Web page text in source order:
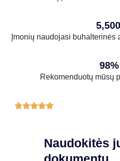
5,500
Įmonių naudojasi buhalterinės
98%
Rekomenduotų mūsų

Naudokitės